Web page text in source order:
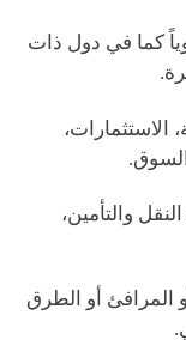
كما في دول ذات
الاستثمارات،
والتأمين،
المرافئ أو الطرق